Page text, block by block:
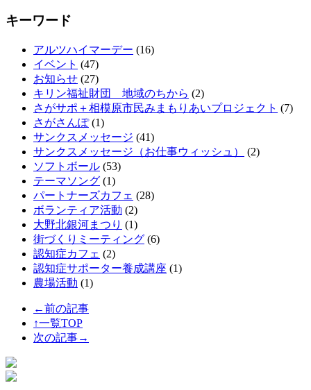
キーワード
アルツハイマーデー (16)
イベント (47)
お知らせ (27)
キリン福祉財団 地域のちから (2)
さがサポ＋相模原市民みまもりあいプロジェクト (7)
さがさんぽ(1)
サンクスメッセージ (41)
サンクスメッセージ（お仕事ウィッシュ）
(2)
ソフトボール (53)
テーマソング (1)
パートナーズカフェ (28)
ボランティア活動 (2)
大野北銀河まつり (1)
街づくりミーティング (6)
認知症カフェ (2)
認知症サポーター養成講座 (1)
農場活動 (1)
←前の記事
↑一覧TOP
次の記事→